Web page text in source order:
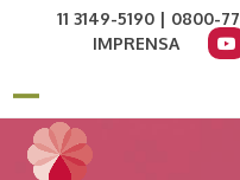
11 3149-5190 | 0800-
IMPRENSA
Open
mobile
Close
mobile